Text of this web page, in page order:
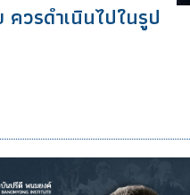
วรดำเนินไปในรูป